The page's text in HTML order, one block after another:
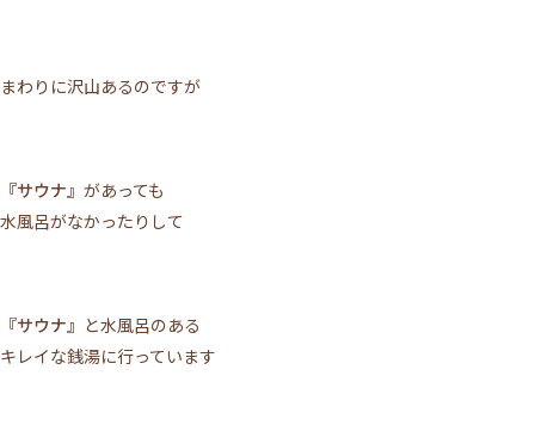
まわりに沢山あるのですが
『サウナ』 があっても
水風呂がなかったりして
『サウナ』 と水風呂のある
キレイな銭湯に行っています